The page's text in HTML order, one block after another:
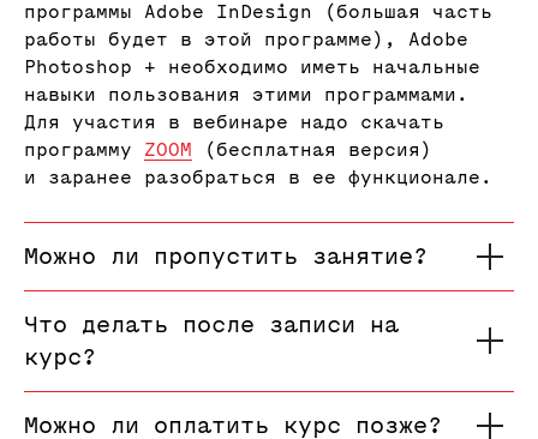
программы Adobe InDesign (большая часть
работы будет в этой программе), Adobe
Photoshop + необходимо иметь начальные
навыки пользования этими программами.
Для участия в вебинаре надо скачать
программу ZOOM (бесплатная версия)
и заранее разобраться в ее функционале.
Можно ли пропустить занятие?
Что делать после записи на
курс?
Можно ли оплатить курс позже?